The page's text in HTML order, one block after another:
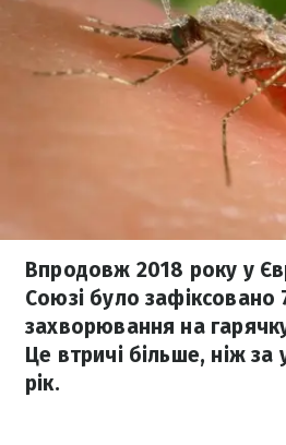
Впродовж 2018 року у
Союзі було зафіксовано
захворювання на
Це втричі більше, ніж за
рік.